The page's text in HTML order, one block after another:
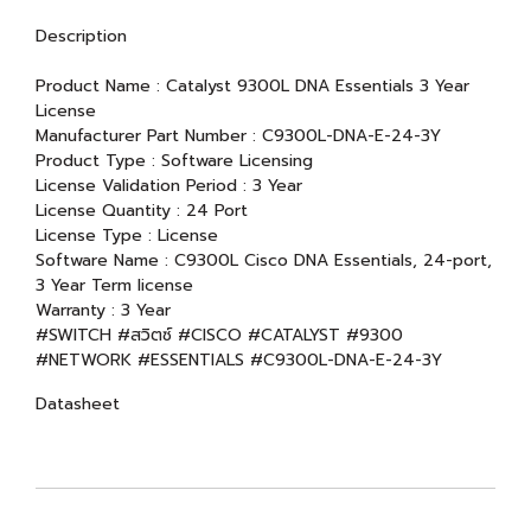
Description
Product Name : Catalyst 9300L DNA Essentials 3 Year
License
Manufacturer Part Number : C9300L-DNA-E-24-3Y
Product Type : Software Licensing
License Validation Period : 3 Year
License Quantity : 24 Port
License Type : License
Software Name : C9300L Cisco DNA Essentials, 24-port,
3 Year Term license
Warranty : 3 Year
#SWITCH #สวิตซ์ #CISCO #CATALYST #9300
#NETWORK #ESSENTIALS #C9300L-DNA-E-24-3Y
Datasheet